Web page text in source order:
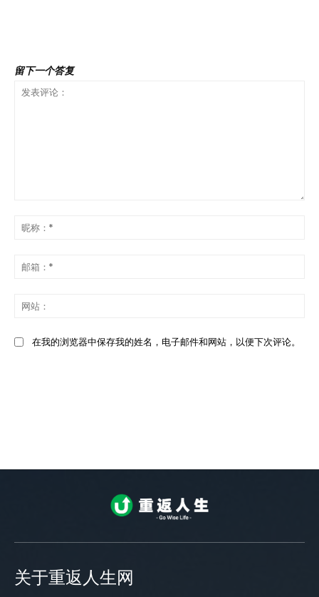
留下一个答复
表
在我的浏览器中保存我的姓名，电子邮件和网站，以便下次评论。
关于重返人生网